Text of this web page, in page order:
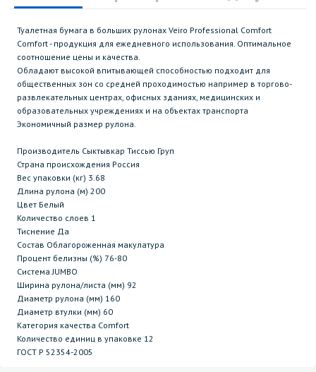
Туалетная бумага в больших рулонах Veiro Professional Comfort
Comfort - продукция для ежедневного использования. Оптимальное
соотношение цены и качества.
Обладают высокой впитывающей способностью подходит для
общественных зон со средней проходимостью например в торгово-
развлекательных центрах, офисных зданиях, медицинских и
образовательных учреждениях и на объектах транспорта
Экономичный размер рулона.
Производитель Сыктывкар Тиссью Груп
Страна происхождения Россия
Вес упаковки (кг) 3.68
Длина рулона (м) 200
Цвет Белый
Количество слоев 1
Тиснение Да
Состав Облагороженная макулатура
Процент белизны (%) 76-80
Система JUMBO
Ширина рулона/листа (мм) 92
Диаметр рулона (мм) 160
Диаметр втулки (мм) 60
Категория качества Comfort
Количество единиц в упаковке 12
ГОСТ P 52354-2005